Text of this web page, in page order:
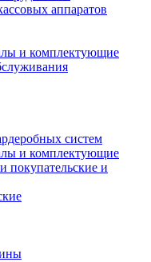
аппаратов
и комплектующие
систем
и комплектующие
покупательские и